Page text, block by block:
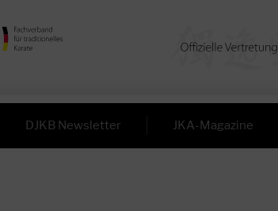
DJKB Newsletter JKA-Magazine